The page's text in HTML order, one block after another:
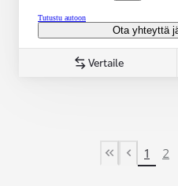
Tutustu autoon
Ota yhteyttä
Vertaile
First Page
1 2